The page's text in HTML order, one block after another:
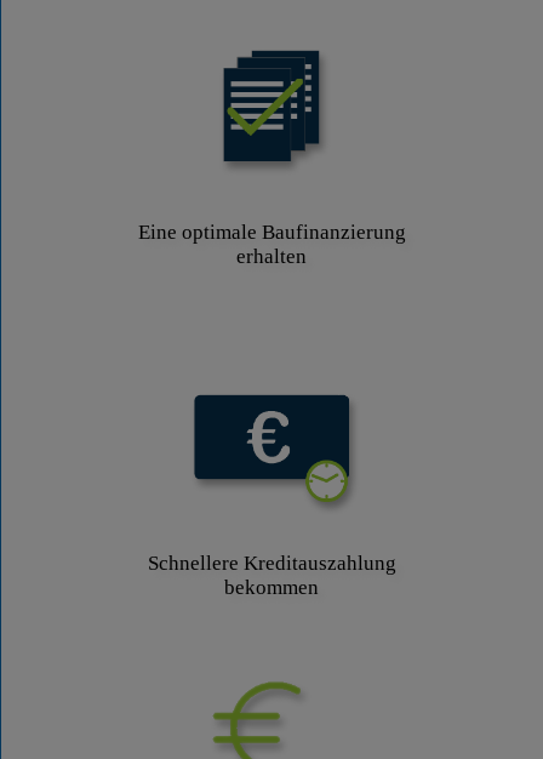
Eine optimale Baufinanzierung
erhalten
Schnellere Kreditauszahlung
bekommen